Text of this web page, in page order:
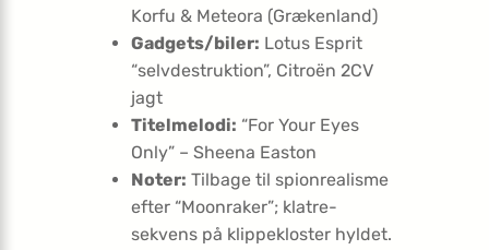
Korfu & Meteora (Grækenland)
Gadgets/biler: Lotus Esprit
“selvdestruktion”, Citroën 2CV
jagt
Titelmelodi: “For Your Eyes
Only” – Sheena Easton
Noter: Tilbage til spionrealisme
efter “Moonraker”; klatre-
sekvens på klippekloster hyldet.